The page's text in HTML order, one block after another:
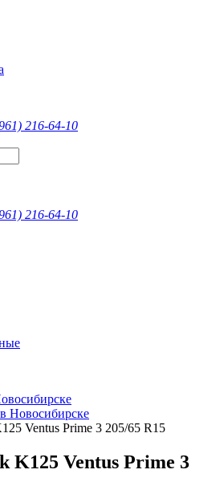
216-64-10
216-64-10
Новосибирске
Ventus Prime 3 205/65 R15
Ventus Prime 3